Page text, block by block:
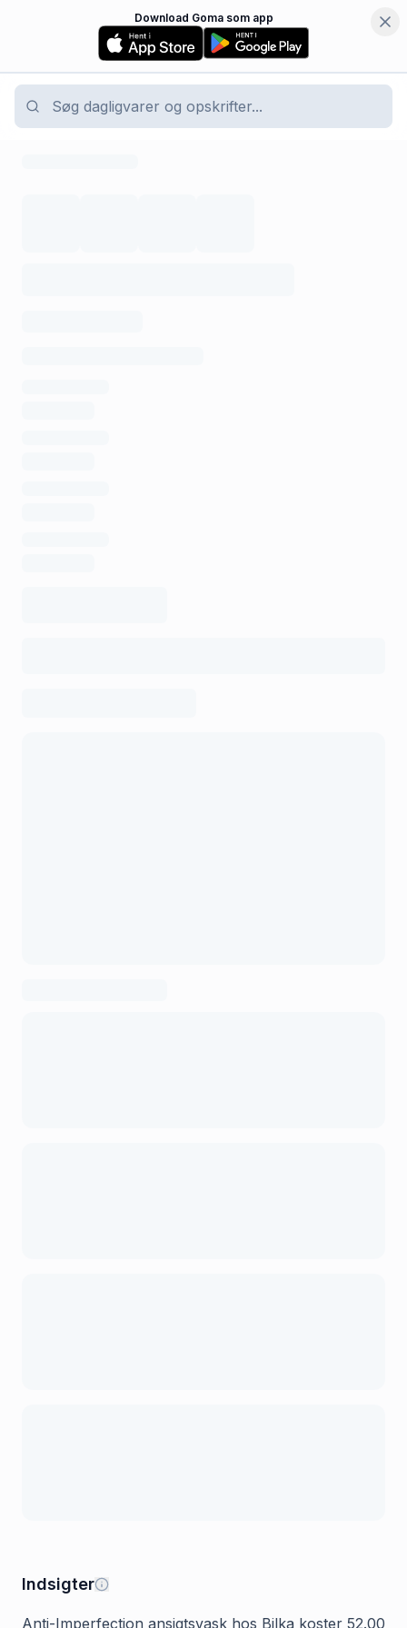
Download Goma som app
Indsigter
Anti-Imperfection ansigtsvask hos Bilka koster 52.00